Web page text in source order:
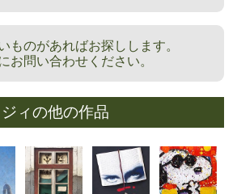
ものがあればお探しします。
お問い合わせください。
ィの他の作品